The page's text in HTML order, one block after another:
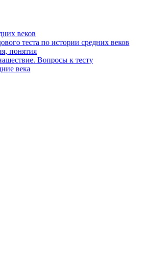
веков
теста по истории средних веков
понятия
Вопросы к тесту
века